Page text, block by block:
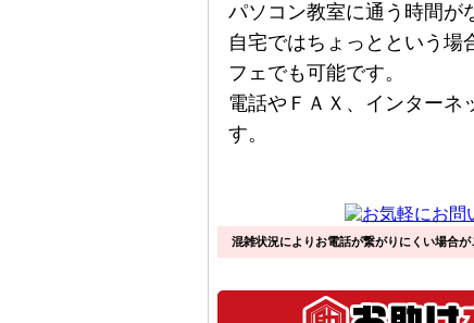
パソコン教室に通う時間が
自宅ではちょっとという場
フェでも可能です。
電話やＦＡＸ、インターネ
す。
混雑状況によりお電話が繋がりにくい場合